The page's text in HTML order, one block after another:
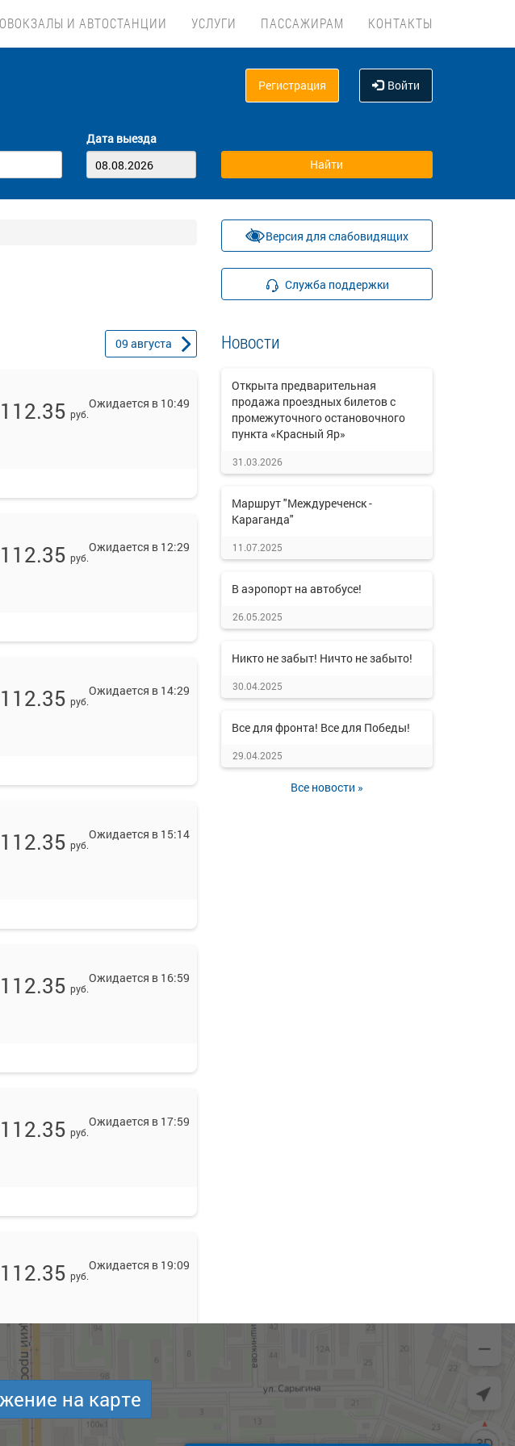
И АВТОСТАНЦИИ УСЛУГИ ПАССАЖИРАМ КОНТАКТЫ
Регистрация Войти
Дата выезда
09 августа
112.35 руб.
Ожидается в 10:49
112.35 руб.
Ожидается в 12:29
112.35 руб.
Ожидается в 14:29
112.35 руб.
Ожидается в 15:14
112.35 руб.
Ожидается в 16:59
112.35 руб.
Ожидается в 17:59
112.35 руб.
Ожидается в 19:09
112.35 руб.
Ожидается в 20:24
Версия для слабовидящих
Служба поддержки
Новости
Открыта предварительная
продажа проездных билетов с
промежуточного остановочного
пункта «Красный Яр»
31.03.2026
Маршрут "Междуреченск -
Караганда"
11.07.2025
В аэропорт на автобусе!
26.05.2025
Никто не забыт! Ничто не забыто!
30.04.2025
Все для фронта! Все для Победы!
29.04.2025
Все новости »
на карте